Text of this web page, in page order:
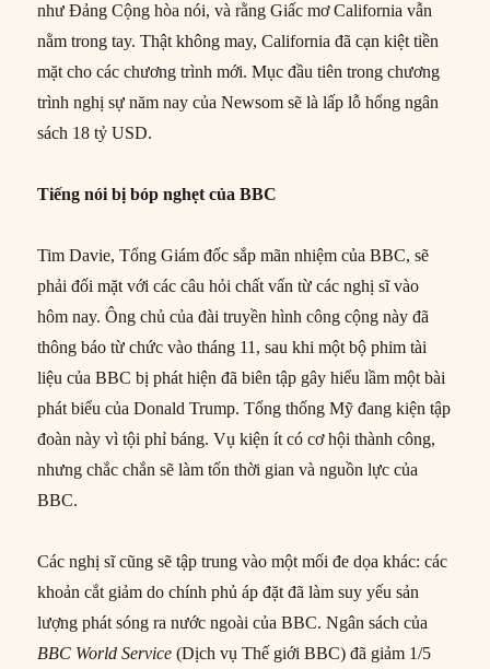
như Đảng Cộng hòa nói, và rằng Giấc mơ California vẫn
nằm trong tay. Thật không may, California đã cạn kiệt tiền
mặt cho các chương trình mới. Mục đầu tiên trong chương
trình nghị sự năm nay của Newsom sẽ là lấp lỗ hổng ngân
sách 18 tỷ USD.
Tiếng nói bị bóp nghẹt của BBC
Tim Davie, Tổng Giám đốc sắp mãn nhiệm của BBC, sẽ
phải đối mặt với các câu hỏi chất vấn từ các nghị sĩ vào
hôm nay. Ông chủ của đài truyền hình công cộng này đã
thông báo từ chức vào tháng 11, sau khi một bộ phim tài
liệu của BBC bị phát hiện đã biên tập gây hiểu lầm một bài
phát biểu của Donald Trump. Tổng thống Mỹ đang kiện tập
đoàn này vì tội phỉ báng. Vụ kiện ít có cơ hội thành công,
nhưng chắc chắn sẽ làm tốn thời gian và nguồn lực của
BBC.
Các nghị sĩ cũng sẽ tập trung vào một mối đe dọa khác: các
khoản cắt giảm do chính phủ áp đặt đã làm suy yếu sản
lượng phát sóng ra nước ngoài của BBC. Ngân sách của
BBC World Service (Dịch vụ Thế giới BBC) đã giảm 1/5